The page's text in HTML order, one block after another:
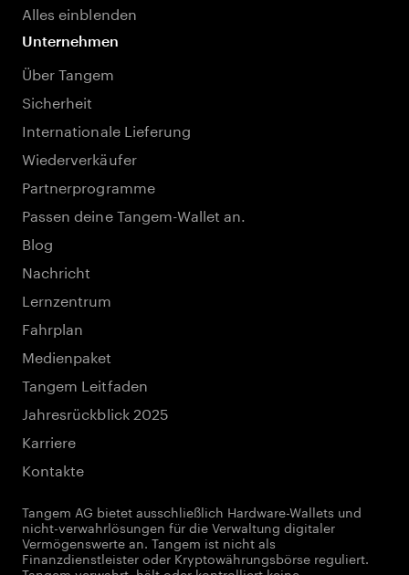
Alles einblenden
Unternehmen
Über Tangem
Sicherheit
Internationale Lieferung
Wiederverkäufer
Partnerprogramme
Passen deine Tangem-Wallet an.
Blog
Nachricht
Lernzentrum
Fahrplan
Medienpaket
Tangem Leitfaden
Jahresrückblick 2025
Karriere
Kontakte
Tangem AG bietet ausschließlich Hardware-Wallets und
nicht-verwahrlösungen für die Verwaltung digitaler
Vermögenswerte an. Tangem ist nicht als
Finanzdienstleister oder Kryptowährungsbörse reguliert.